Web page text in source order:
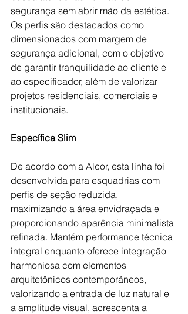
segurança sem abrir mão da estética.
Os perfis são destacados como
dimensionados com margem de
segurança adicional, com o objetivo
de garantir tranquilidade ao cliente e
ao especificador, além de valorizar
projetos residenciais, comerciais e
institucionais.
Específica Slim
De acordo com a Alcor, esta linha foi
desenvolvida para esquadrias com
perfis de seção reduzida,
maximizando a área envidraçada e
proporcionando aparência minimalista
refinada. Mantém performance técnica
integral enquanto oferece integração
harmoniosa com elementos
arquitetônicos contemporâneos,
valorizando a entrada de luz natural e
a amplitude visual, acrescenta a